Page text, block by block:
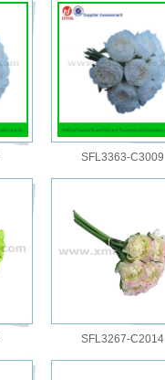
SFL3363-C3009
SFL3267-C2014